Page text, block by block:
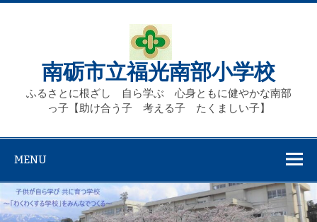
Skip
南砺市立福光南部小学校
ふるさとに根ざし 自ら学ぶ 心身ともに健やかな南部
っ子【助け合う子 考える子 たくましい子】
MENU